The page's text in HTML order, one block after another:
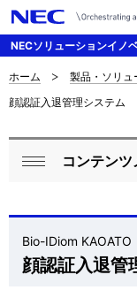
NECソリューションイノ
ナ
ビ
ゲ
ョ
サ
イ
ト
の
現
在
ホーム 製品・ソリュ
顔認証入退管理システム
ロ
カ
ル
コンテン
顔認証入退管
Bio-IDiom KAOATO